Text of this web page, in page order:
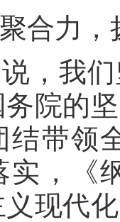
合力
，我
院的
结带领
实，《
现代